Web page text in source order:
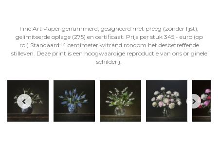
Fine Art Paper genummerd, gesigneerd met preeg (zonder lijst),
gelimiteerde oplage (275) en certificaat. Prijs per stuk 345,- euro (op
rol) Standaard: 4 centimeter witrand rondom het desbetreffende
stilleven. Deze print is een hoogwaardige reproductie van ons originele
schilderij.